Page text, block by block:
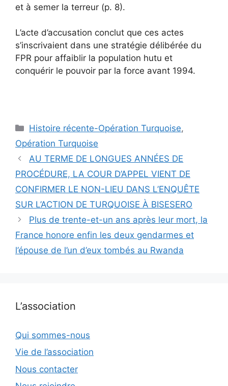
et à semer la terreur (p. 8).
L’acte d’accusation conclut que ces actes
s’inscrivaient dans une stratégie délibérée du
FPR pour affaiblir la population hutu et
conquérir le pouvoir par la force avant 1994.
Catégories
Histoire récente-Opération Turquoise,
Opération Turquoise
AU TERME DE LONGUES ANNÉES DE
PROCÉDURE, LA COUR D’APPEL VIENT DE
CONFIRMER LE NON-LIEU DANS L’ENQUÊTE
SUR L’ACTION DE TURQUOISE À BISESERO
Plus de trente-et-un ans après leur mort, la
France honore enfin les deux gendarmes et
l’épouse de l’un d’eux tombés au Rwanda
L’association
Qui sommes-nous
Vie de l’association
Nous contacter